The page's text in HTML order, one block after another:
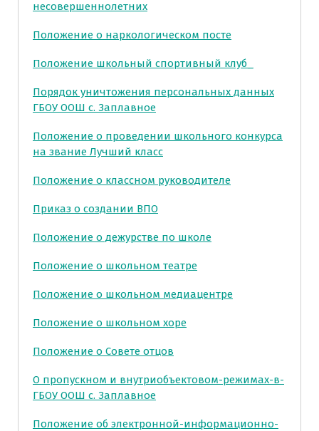
несовершеннолетних
Положение о наркологическом посте
Положение школьный спортивный клуб_
Порядок уничтожения персональных данных
ГБОУ ООШ с. Заплавное
Положение о проведении школьного конкурса
на звание Лучший класс
Положение о классном руководителе
Приказ о создании ВПО
Положение о дежурстве по школе
Положение о школьном театре
Положение о школьном медиацентре
Положение о школьном хоре
Положение о Совете отцов
О пропускном и внутриобъектовом-режимах-в-
ГБОУ ООШ с. Заплавное
Положение об электронной-информационно-